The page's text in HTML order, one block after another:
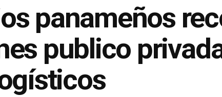
panameños
publico